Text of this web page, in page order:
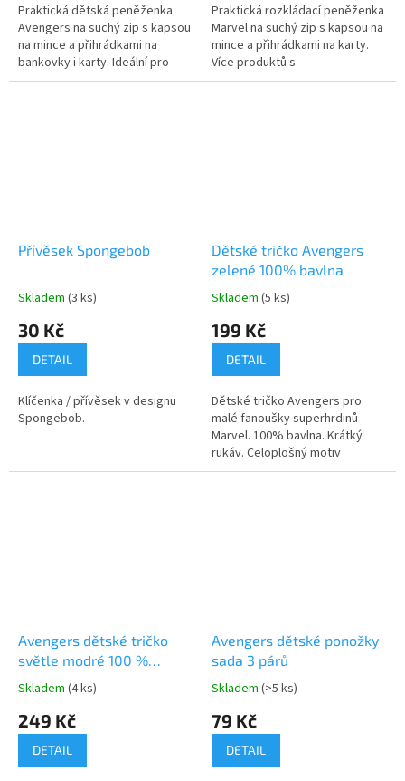
5
hvězdiček.
Praktická dětská peněženka
Avengers na suchý zip s kapsou
na mince a přihrádkami na
bankovky i karty. Ideální pro
malé fanoušky superhrdinů 🦸‍♂️
5
hvězdiček.
Praktická rozkládací peněženka
Marvel na suchý zip s kapsou na
mince a přihrádkami na karty.
Více produktů s
motivem 👉 AVENGERS
Přívěsek Spongebob
Průměrné
produktu
5
hvězdiček.
Skladem (3 ks)
30 Kč
DETAIL
Klíčenka / přívěsek v designu
Spongebob.
Dětské tričko Avengers
zelené 100% bavlna
Průměrné
produktu
5
hvězdiček.
Skladem (5 ks)
199 Kč
DETAIL
Dětské tričko Avengers pro
malé fanoušky superhrdinů
Marvel. 100% bavlna. Krátký
rukáv. Celoplošný motiv
Avengers. Vyšívané znaky
Avengers dětské tričko
světle modré 100 %
bavlna
Průměrné
produktu
Skladem (4 ks)
249 Kč
DETAIL
Avengers dětské ponožky
sada 3 párů
Průměrné
produktu
Skladem (>5 ks)
79 Kč
DETAIL